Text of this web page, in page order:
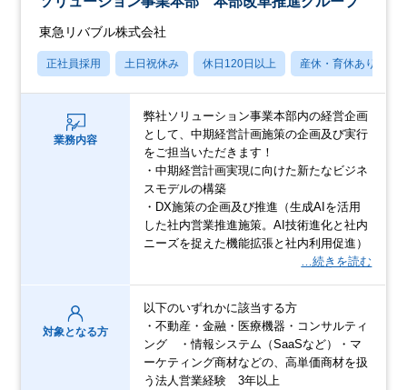
東急リバブル株式会社
正社員採用 土日祝休み 休日120日以上 産休・育休あり
業務内容
弊社ソリューション事業本部内の経営企画
として、中期経営計画施策の企画及び実行
をご担当いただきます！
・中期経営計画実現に向けた新たなビジネ
スモデルの構築
・DX施策の企画及び推進（生成AIを活用
した社内営業推進施策。AI技術進化と社内
ニーズを捉えた機能拡張と社内利用促進）
…続きを読む
対象となる方
以下のいずれかに該当する方
・不動産・金融・医療機器・コンサルティ
ング ・情報システム（SaaSなど）・マ
ーケティング商材などの、高単価商材を扱
う法人営業経験 3年以上